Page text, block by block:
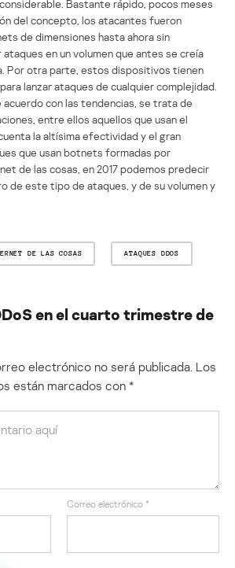
Bastante rápido, pocos meses
del concepto, los atacantes fueron
de dimensiones hasta ahora sin
en un volumen que antes se creía
Por otra parte, estos dispositivos tienen
lanzar ataques de cualquier complejidad.
con las tendencias, se trata de
entre ellos aquellos que usan el
la altísima efectividad y el gran
que usan botnets formadas por
de las cosas, en 2017 podemos predecir
de este tipo de ataques, y de su volumen y
DE LAS COSAS ATAQUES DDOS
en el cuarto trimestre de
electrónico no será publicada. Los
están marcados con *
Correo electrónico *